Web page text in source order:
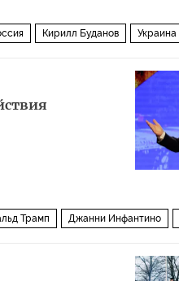
Кирилл Буданов Украина
Трамп Джанни Инфантино